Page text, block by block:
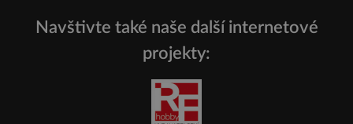
Navštivte také naše další internetové
projekty: